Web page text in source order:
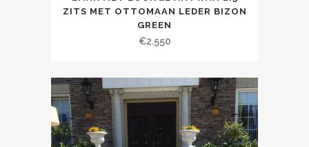
ZITS MET OTTOMAAN LEDER BIZON
GREEN
€2.550